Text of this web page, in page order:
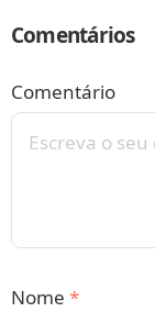
Comentários
Comentário
Nome *